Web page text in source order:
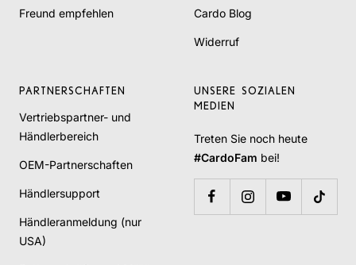
Freund empfehlen Cardo Blog
Widerruf
PARTNERSCHAFTEN
Vertriebspartner- und
Händlerbereich
OEM-Partnerschaften
Händlersupport
Händleranmeldung (nur
USA)
UNSERE SOZIALEN
MEDIEN
Treten Sie noch heute
#CardoFam bei!